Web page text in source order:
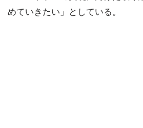
めていきたい」としている。